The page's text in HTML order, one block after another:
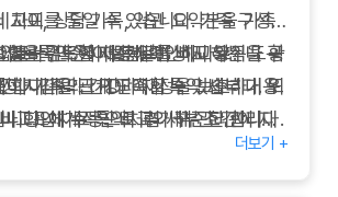
교표, 상담 기록, 약관 요약본을 가족
클라우드에 저장해 비상 시 누구나 확
합니다.
는 특약은 어떻게 확인하나요?
지나 약관 PDF에서 특약 세부 내용
교표에 수동으로 추가해 관리합니다.
이 많으면 신용도에 영향이 있나요?
는 신용도에 영향을 주지 않습니다.
차이를 줄일 수 있습니다. 가족 구성원
을 검토할 때 동일한 비교 양식을 공
시간을 크게 단축할 수 있습니다. 또
항암치료 특약처럼 세부 조건이 자
는 변경 이력을 별도로 기록해 두었다
재점검하면 좋습니다. 이런 준비 과정
트는 단순히 보험료를 비교하는 도구
과 가족의 건강과 재정을 보호하기 위
다. 체계적인 비교와 꾸준한 관리를
보험을 선택하고, 변화하는 상황에 맞
나가시기 바랍니다. 암보험비교사
더보기 +